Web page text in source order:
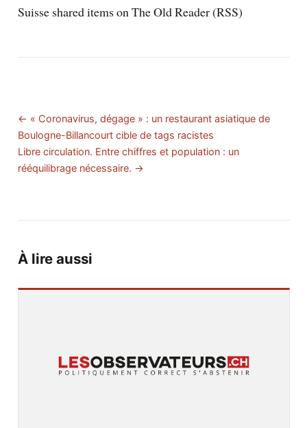
Suisse shared items on The Old Reader (RSS)
← « Coronavirus, dégage » : un restaurant asiatique de
Boulogne-Billancourt cible de tags racistes
Libre circulation. Entre chiffres et population : un
rééquilibrage nécessaire. →
À lire aussi